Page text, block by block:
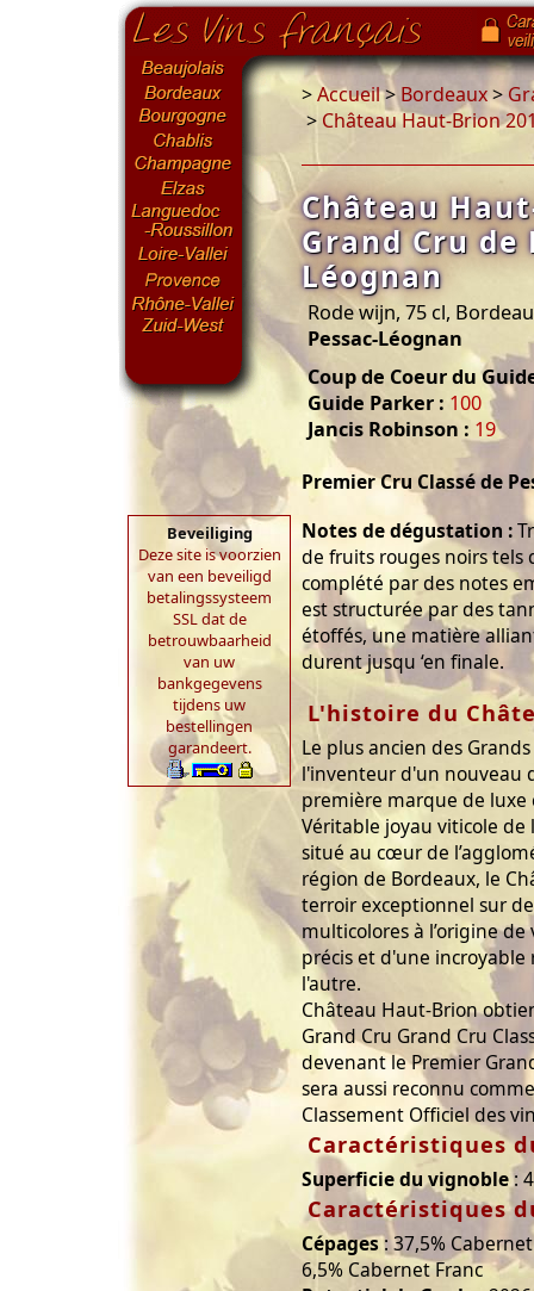
Beveiliging
Deze site is voorzien
van een beveiligd
betalingssysteem
SSL dat de
betrouwbaarheid
van uw
bankgegevens
tijdens uw
bestellingen
garandeert.
>Accueil>Bordeaux>
> Château Haut-Brion
Château
Grand Cru de
Léognan
Rode wijn, 75 cl,
Pessac-Léognan
Coup de Coeur du
Guide Parker : 100
Jancis Robinson : 19
Premier Cru Classé de
Notes de dégustation :
de fruits rouges noirs tels
complété par des notes
est structurée par des
étoffés, une matière
durent jusqu ‘en finale.
L'histoire du
Le plus ancien des
l'inventeur d'un nouveau
première marque de
Véritable joyau viticole de
situé au cœur de
région de Bordeaux, le
terroir exceptionnel sur
multicolores à l’origine
précis et d'une
l'autre.
Château Haut-Brion
Grand Cru Grand Cru
devenant le Premier
sera aussi reconnu
Classement Officiel des
Caractéristiques
Superficie du vignoble:
Caractéristiques
Cépages: 37,5%
6,5% Cabernet Franc